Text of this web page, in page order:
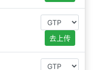
去上传